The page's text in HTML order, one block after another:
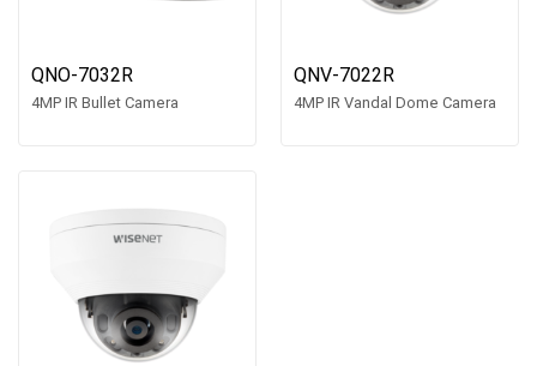
QNO-7032R
4MP IR Bullet Camera
QNV-7022R
4MP IR Vandal Dome Camera